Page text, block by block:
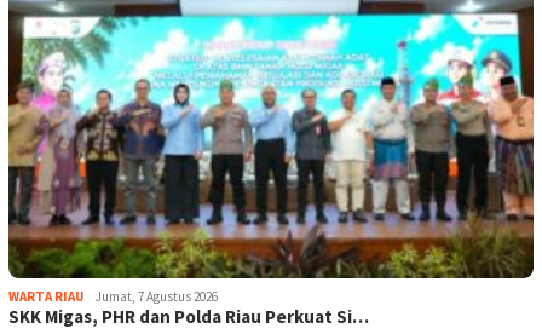
WARTA RIAU Jumat, 7 Agustus 2026
SKK Migas, PHR dan Polda Riau Perkuat Si…